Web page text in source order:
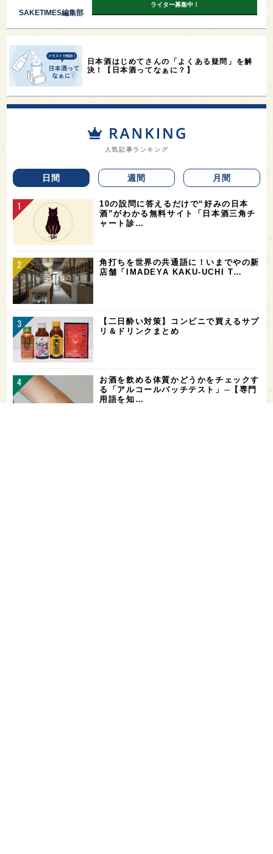
SAKETIMES編集部
ライター募集中！
日本酒はじめてさんの「よくある疑問」を解
決！【日本酒ってなぁに？】
人気記事ランキング
日間 週間 月間
10の設問に答えるだけで“好みの日本
酒”がわかる無料サイト「日本酒三角チ
ャート診…
角打ちを世界の共通語に！いまでやの新
店舗「IMADEYA KAKU-UCHI T…
【二日酔い対策】コンビニで買えるサプ
リ＆ドリンクまとめ
お酒を飲める体質かどうかをチェックす
る「アルコールパッチテスト」─【専門
用語を知…